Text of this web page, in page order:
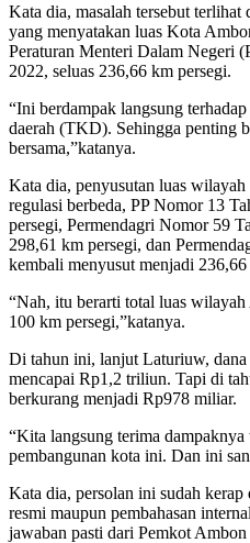
Kata dia, masalah tersebut
yang menyatakan luas Kota
Peraturan Menteri Dalam Negeri
2022, seluas 236,66 km persegi.
“Ini berdampak langsung
daerah (TKD). Sehingga penting
bersama,”katanya.
Kata dia, penyusutan luas
regulasi berbeda, PP Nomor 13
persegi, Permendagri Nomor 59
298,61 km persegi, dan
kembali menyusut menjadi 236,66
“Nah, itu berarti total luas
100 km persegi,”katanya.
Di tahun ini, lanjut Laturiuw,
mencapai Rp1,2 triliun. Tapi di
berkurang menjadi Rp978 miliar.
“Kita langsung terima dampaknya
pembangunan kota ini. Dan ini
Kata dia, persolan ini sudah
resmi maupun pembahasan
jawaban pasti dari Pemkot Ambon